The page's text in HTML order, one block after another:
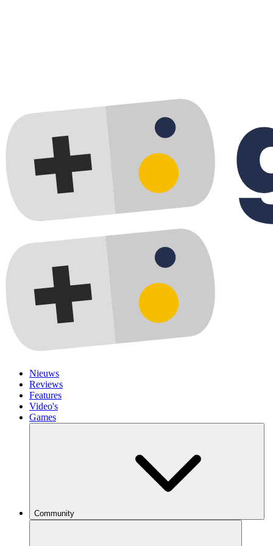
Nieuws
Reviews
Features
Video's
Games
Community